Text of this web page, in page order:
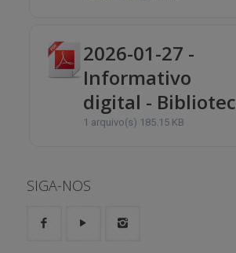
2026-01-27 -
Informativo
digital -
1 arquivo(s) 185.15 KB
SIGA-NOS